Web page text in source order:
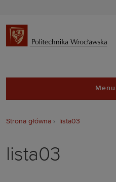
Menu
Strona główna lista03
lista03